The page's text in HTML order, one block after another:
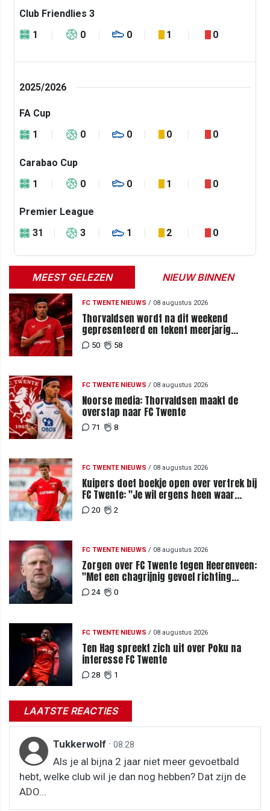
Club Friendlies 3
1
0 0 1 0
2025/2026
FA Cup
1
0 0 0 0
Carabao Cup
1
0 0 1 0
Premier League
31
3 1 2 0
MEEST GELEZEN NIEUW BINNEN
FC TWENTE NIEUWS / 08 augustus 2026
Thorvaldsen wordt na dit weekend
gepresenteerd en tekent meerjarig
contract bij FC Twente
50 58
FC TWENTE NIEUWS / 08 augustus 2026
Noorse media: Thorvaldsen maakt de
overstap naar FC Twente
71 8
FC TWENTE NIEUWS / 08 augustus 2026
Kuipers doet boekje open over vertrek bij
FC Twente: "Je wil ergens heen waar
mensen je waarderen"
20 2
FC TWENTE NIEUWS / 08 augustus 2026
Zorgen over FC Twente tegen Heerenveen:
"Met een chagrijnig gevoel richting
Slowakije"
24 0
FC TWENTE NIEUWS / 08 augustus 2026
Ten Hag spreekt zich uit over Poku na
interesse FC Twente
28 1
LAATSTE REACTIES
Tukkerwolf · 08:28
Als je al bijna 2 jaar niet meer gevoetbald
hebt, welke club wil je dan nog hebben? Dat zijn de
ADO...